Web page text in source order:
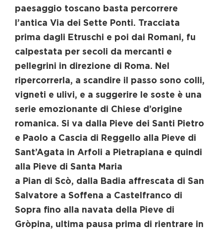
paesaggio toscano basta percorrere
l’antica Via dei Sette Ponti. Tracciata
prima dagli Etruschi e poi dai Romani, fu
calpestata per secoli da mercanti e
pellegrini in direzione di Roma. Nel
ripercorrerla, a scandire il passo sono colli,
vigneti e ulivi, e a suggerire le soste è una
serie emozionante di Chiese d’origine
romanica. Si va dalla Pieve dei Santi Pietro
e Paolo a Cascia di Reggello alla Pieve di
Sant’Agata in Arfoli a Pietrapiana e quindi
alla Pieve di Santa Maria
a Pian di Scò, dalla Badia affrescata di San
Salvatore a Soffena a Castelfranco di
Sopra fino alla navata della Pieve di
Gròpina, ultima pausa prima di rientrare in